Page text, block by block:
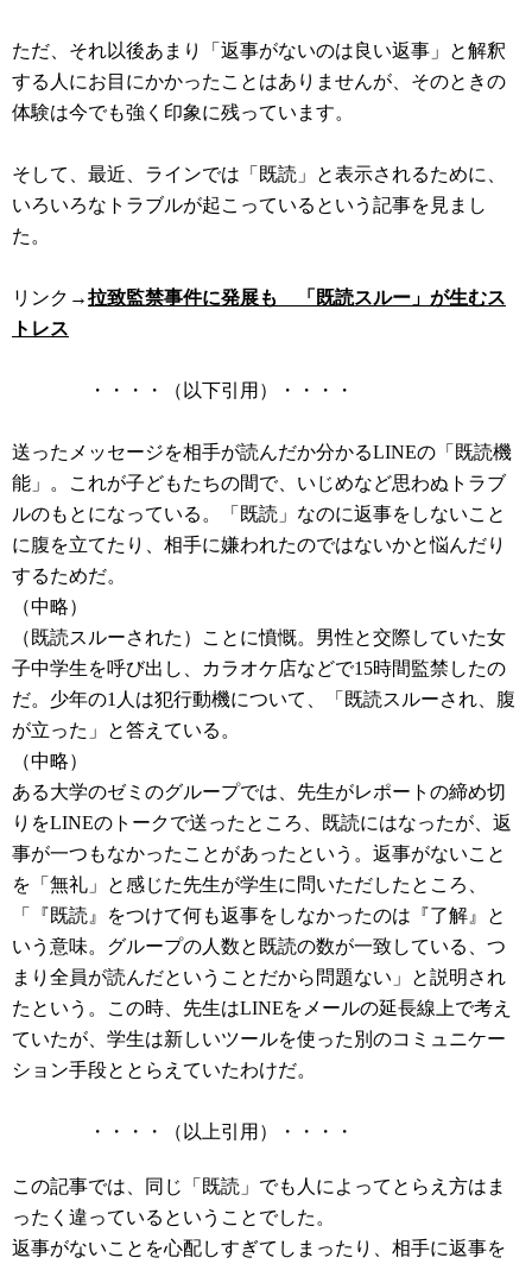
ただ、それ以後あまり「返事がないのは良い返事」と解釈
する人にお目にかかったことはありませんが、そのときの
体験は今でも強く印象に残っています。
そして、最近、ラインでは「既読」と表示されるために、
いろいろなトラブルが起こっているという記事を見まし
た。
リンク→拉致監禁事件に発展も 「既読スルー」が生むス
トレス
・・・・（以下引用）・・・・
送ったメッセージを相手が読んだか分かるLINEの「既読機
能」。これが子どもたちの間で、いじめなど思わぬトラブ
ルのもとになっている。「既読」なのに返事をしないこと
に腹を立てたり、相手に嫌われたのではないかと悩んだり
するためだ。
（中略）
（既読スルーされた）ことに憤慨。男性と交際していた女
子中学生を呼び出し、カラオケ店などで15時間監禁したの
だ。少年の1人は犯行動機について、「既読スルーされ、腹
が立った」と答えている。
（中略）
ある大学のゼミのグループでは、先生がレポートの締め切
りをLINEのトークで送ったところ、既読にはなったが、返
事が一つもなかったことがあったという。返事がないこと
を「無礼」と感じた先生が学生に問いただしたところ、
「『既読』をつけて何も返事をしなかったのは『了解』と
いう意味。グループの人数と既読の数が一致している、つ
まり全員が読んだということだから問題ない」と説明され
たという。この時、先生はLINEをメールの延長線上で考え
ていたが、学生は新しいツールを使った別のコミュニケー
ション手段ととらえていたわけだ。
・・・・（以上引用）・・・・
この記事では、同じ「既読」でも人によってとらえ方はま
ったく違っているということでした。
返事がないことを心配しすぎてしまったり、相手に返事を